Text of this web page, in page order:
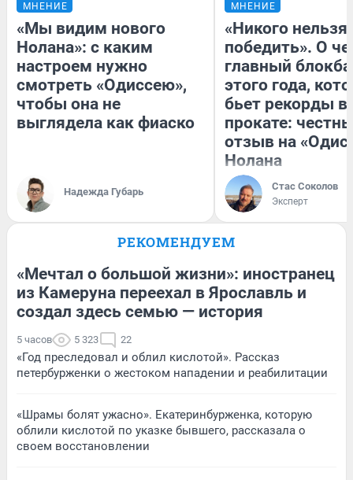
МНЕНИЕ
«Мы видим нового
Нолана»: с каким
настроем нужно
смотреть «Одиссею»,
чтобы она не
выглядела как фиаско
Надежда Губарь
МНЕНИЕ
«Никого нельзя
победить». О
главный
этого года,
бьет рекорды в
прокате:
отзыв на
Нолана
Стас Соколов
Эксперт
РЕКОМЕНДУЕМ
«Мечтал о большой жизни»: иностранец
из Камеруна переехал в Ярославль и
создал здесь семью — история
5 часов 5 323 22
«Год преследовал и облил кислотой». Рассказ
петербурженки о жестоком нападении и реабилитации
«Шрамы болят ужасно». Екатеринбурженка, которую
облили кислотой по указке бывшего, рассказала о
своем восстановлении